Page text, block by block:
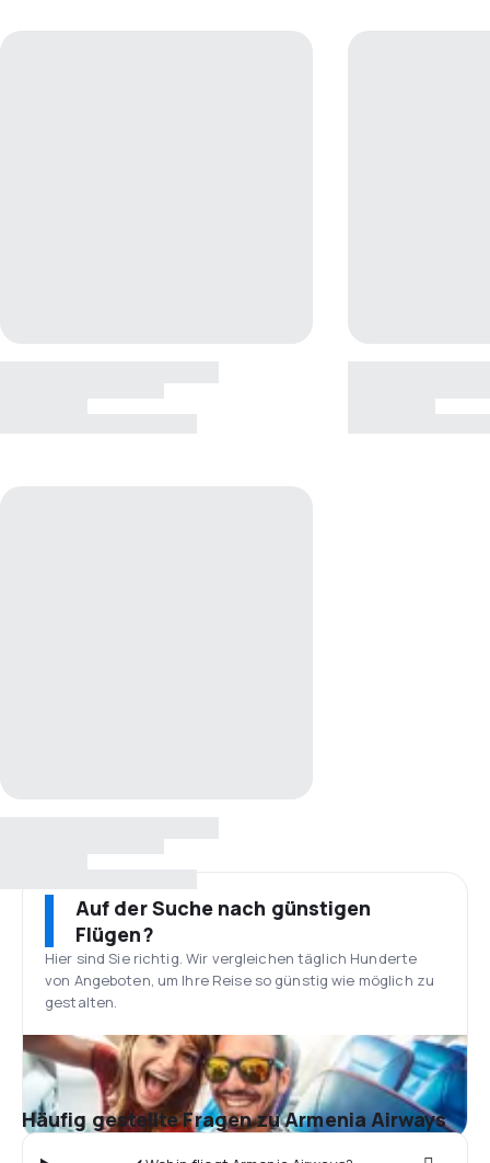
Auf der Suche nach günstigen
Flügen?
Hier sind Sie richtig. Wir vergleichen täglich Hunderte
von Angeboten, um Ihre Reise so günstig wie möglich zu
gestalten.
Häufig gestellte Fragen zu Armenia Airways